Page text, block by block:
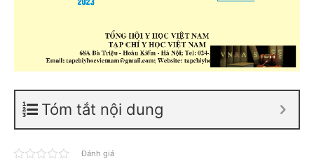
Tóm tắt nội dung
Đánh giá